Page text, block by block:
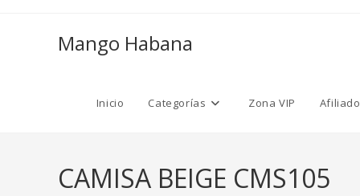
Mango Habana
Inicio Categorías Zona VIP
CAMISA BEIGE CMS105